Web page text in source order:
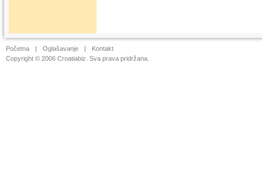
Početna | Oglašavanje |
Kontakt
Copyright © 2006 Croatiabiz. Sva prava pridržana.